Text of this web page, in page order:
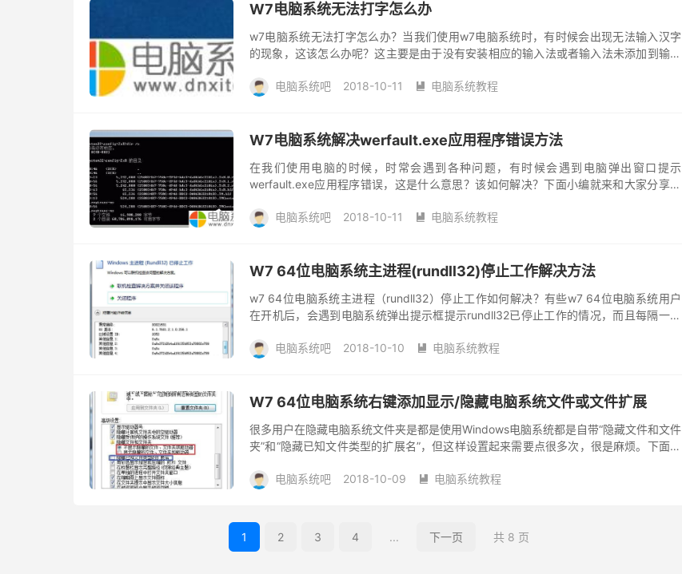
W7电脑系统无法打字怎么办
w7电脑系统无法打字怎么办？当我们使用w7电脑系统时，有时候会出现无法输入汉字
的现象，这该怎么办呢？这主要是由于没有安装相应的输入法或者输入法未添加到输入
下载你...电脑系统吧 2018-10-11  电脑系统教程
W7电脑系统解决werfault.exe应用程序错误方法
在我们使用电脑的时候，时常会遇到各种问题，有时候会遇到电脑弹出窗口提示
werfault.exe应用程序错误，这是什么意思？该如何解决？下面小编就来和大家分享下
电脑系统吧
2018-10-11  电脑系统教程
W7 64位电脑系统主进程(rundll32)停止工作解决方法
w7 64位电脑系统主进程（rundll32）停止工作如何解决？有些w7 64位电脑系统用户
在开机后，会遇到电脑系统弹出提示框提示rundll32已停止工作的情况，而且每隔一段
电脑系统吧
2018-10-10  电脑系统教程
W7 64位电脑系统右键添加显示/隐藏电脑系统文件或文件扩展
很多用户在隐藏电脑系统文件夹是都是使用Windows电脑系统都是自带“隐藏文件和文件
夹”和“隐藏已知文件类型的扩展名”，但这样设置起来需要点很多次，很是麻烦。下面小
定...
电脑系统吧 2018-10-09  电脑系统教程
1 2 3 4 ... 下一页 共 8 页